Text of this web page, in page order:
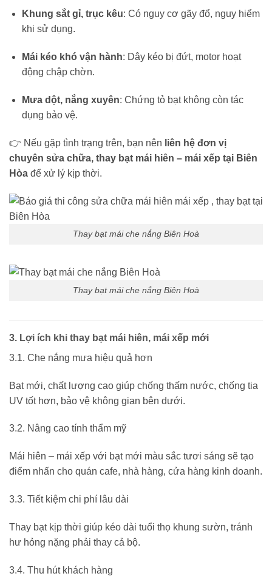
Khung sắt gỉ, trục kêu: Có nguy cơ gãy đổ, nguy hiểm
khi sử dụng.
Mái kéo khó vận hành: Dây kéo bị đứt, motor hoạt
động chập chờn.
Mưa dột, nắng xuyên: Chứng tỏ bạt không còn tác
dụng bảo vệ.
👉 Nếu gặp tình trạng trên, bạn nên liên hệ đơn vị
chuyên sửa chữa, thay bạt mái hiên – mái xếp tại Biên
Hòa để xử lý kịp thời.
Thay bạt mái che nắng Biên Hoà
Thay bạt mái che nắng Biên Hoà
3. Lợi ích khi thay bạt mái hiên, mái xếp mới
3.1. Che nắng mưa hiệu quả hơn
Bạt mới, chất lượng cao giúp chống thấm nước, chống tia
UV tốt hơn, bảo vệ không gian bên dưới.
3.2. Nâng cao tính thẩm mỹ
Mái hiên – mái xếp với bạt mới màu sắc tươi sáng sẽ tạo
điểm nhấn cho quán cafe, nhà hàng, cửa hàng kinh doanh.
3.3. Tiết kiệm chi phí lâu dài
Thay bạt kịp thời giúp kéo dài tuổi thọ khung sườn, tránh
hư hỏng nặng phải thay cả bộ.
3.4. Thu hút khách hàng